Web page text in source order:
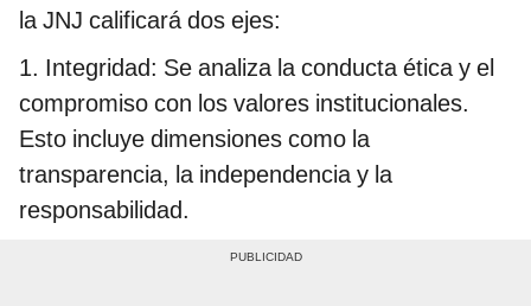
la JNJ calificará dos ejes:
1. Integridad: Se analiza la conducta ética y el
compromiso con los valores institucionales.
Esto incluye dimensiones como la
transparencia, la independencia y la
responsabilidad.